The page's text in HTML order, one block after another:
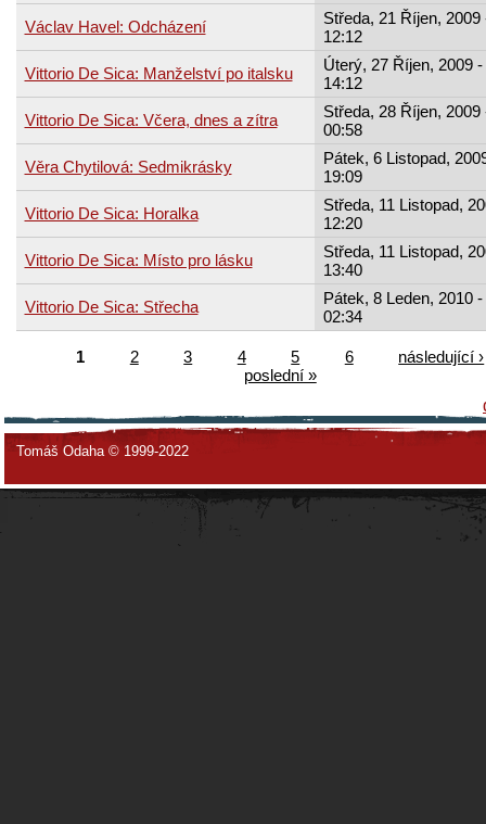
Václav Havel: Odcházení
Středa, 21 Říjen, 2009
12:12
Vittorio De Sica: Manželství po italsku
Úterý, 27 Říjen, 2009 -
14:12
Vittorio De Sica: Včera, dnes a zítra
Středa, 28 Říjen, 2009
00:58
Věra Chytilová: Sedmikrásky
Pátek, 6 Listopad,
19:09
Vittorio De Sica: Horalka
Středa, 11 Listopad,
12:20
Vittorio De Sica: Místo pro lásku
Středa, 11 Listopad,
13:40
Vittorio De Sica: Střecha
Pátek, 8 Leden, 2010 -
02:34
1 2 3 4 5 6
následující ›
poslední »
Tomáš Odaha © 1999-2022